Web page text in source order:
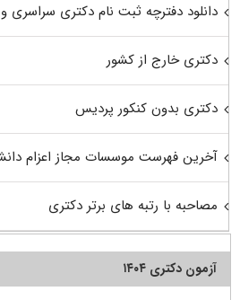
دانلود دفترچه ثبت نام دکتری سراسری و
دکتری خارج از کشور
دکتری بدون کنکور پردیس
آخرین فهرست موسسات مجاز اعزام
مصاحبه با رتبه های برتر دکتری
آزمون دکتری ۱۴۰۴